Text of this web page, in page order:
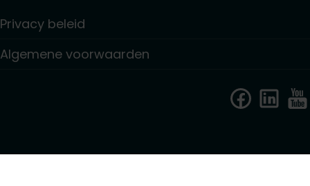
Privacy beleid
Algemene voorwaarden